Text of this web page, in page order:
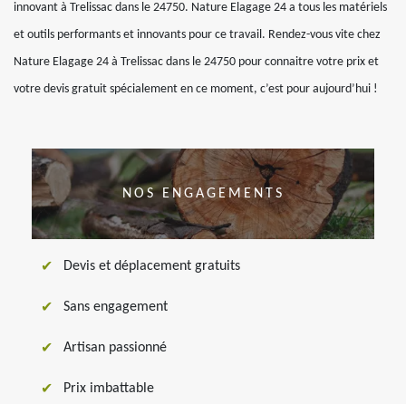
innovant à Trelissac dans le 24750. Nature Elagage 24 a tous les matériels
et outils performants et innovants pour ce travail. Rendez-vous vite chez
Nature Elagage 24 à Trelissac dans le 24750 pour connaitre votre prix et
votre devis gratuit spécialement en ce moment, c’est pour aujourd’hui !
NOS ENGAGEMENTS
Devis et déplacement gratuits
Sans engagement
Artisan passionné
Prix imbattable